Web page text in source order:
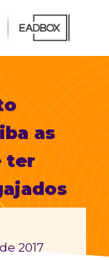
as
ter
2017